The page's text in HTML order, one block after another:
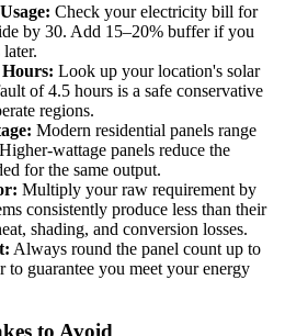
Check your electricity bill for
by 30. Add 15–20% buffer if you
Look up your location's solar
of 4.5 hours is a safe conservative
regions.
Modern residential panels range
wattage panels reduce the
for the same output.
Multiply your raw requirement by
consistently produce less than their
shading, and conversion losses.
Always round the panel count up to
to guarantee you meet your energy
to Avoid